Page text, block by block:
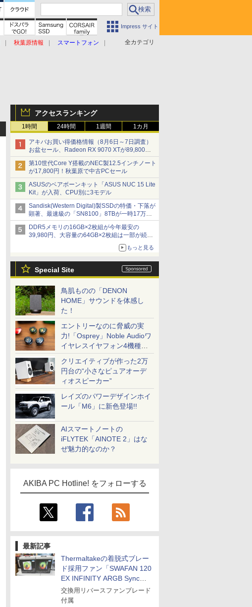
Impress サイト
全カテゴリ
秋葉原情報
スマートフォン
アクセスランキング
1時間 24時間 1週間 1カ月
アキバお買い得価格情報（8月6日～7日調査）
お盆セール、Radeon RX 9070 XTが89,800
円、水平周波数24.8kHz対応の17型モニターが
9,801円、暑さ指数連動セール ほか
第10世代Core Y搭載のNEC製12.5インチノート
が17,800円！秋葉原で中古PCセール
ASUSのベアボーンキット「ASUS NUC 15 Lite
Kit」が入荷、CPU別に3モデル
Sandisk(Western Digital)製SSDの特価・下落が
顕著、最速級の「SN8100」8TBが一時17万円
割れ [8月前半のSSD価格]
DDR5メモリの16GB×2枚組が今年最安の
39,980円、大容量の64GB×2枚組は一部が続騰
もっと見る
Special Site
鳥肌ものの「DENON
HOME」サウンドを体感し
た！
エントリーなのに脅威の実
力!「Osprey」Noble Audioワ
イヤレスイヤフォン4機種を
一気に聴く
クリエイティブが作った2万
円台の“小さなピュアオーデ
ィオスピーカー”
レイズのパワーデザインホイ
ール「M6」に新色登場!!
AIスマートノートの
iFLYTEK「AINOTE 2」はな
ぜ魅力的なのか？
AKIBA PC Hotline! をフォローする
最新記事
Thermaltakeの着脱式ブレー
ド採用ファン「SWAFAN 120
EX INFINITY ARGB Sync」
に単品パッケージ
交換用リバースファンブレード
付属